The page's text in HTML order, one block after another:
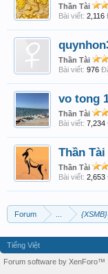
Thần Tài
Bài viết: 2,116
Thần Tài
Bài viết: 976
vo tong
Thần Tài
Bài viết: 7,234
Thần
Thần Tài
Bài viết: 2,653
Forum
Tiếng Việt
Forum software by XenForo™